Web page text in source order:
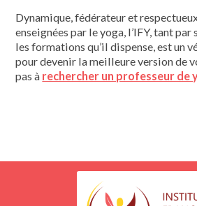
Dynamique, fédérateur et
enseignées par le yoga, l’IFY, tant par
les formations qu’il dispense, est un
pour devenir la meilleure version de
pas à rechercher un professeur de